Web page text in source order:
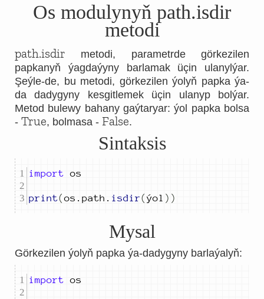
Os modulynyň path.isdir
metodi
path.isdir metodi, parametrde görkezilen
papkanyň ýagdaýyny barlamak üçin ulanylýar.
Şeýle-de, bu metodi, görkezilen ýolyň papka ýa-
da dadygyny kesgitlemek üçin ulanyp bolýar.
Metod bulewy bahany gaýtaryar: ýol papka bolsa
- True, bolmasa - False.
Sintaksis
import
print(os . path . isdir(ýol ))
Mysal
Görkezilen ýolyň papka ýa-dadygyny barlaýalyň:
import